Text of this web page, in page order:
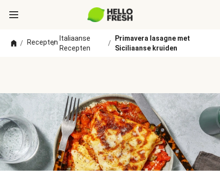
/ Recepten
/
Italiaanse
Recepten
/
Primavera lasagne met
Siciliaanse kruiden